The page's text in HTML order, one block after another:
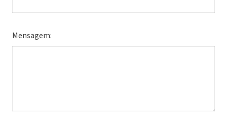
Mensagem: